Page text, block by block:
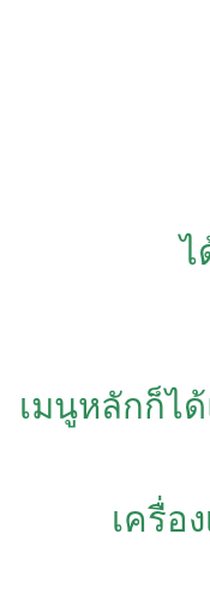
ไ
เมนูหลักก็ไ
เครื่อ